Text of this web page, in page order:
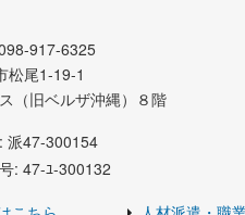
917-6325
松尾1-19-1
（旧ベルザ沖縄）８階
派47-300154
: 47-ﾕ-300132